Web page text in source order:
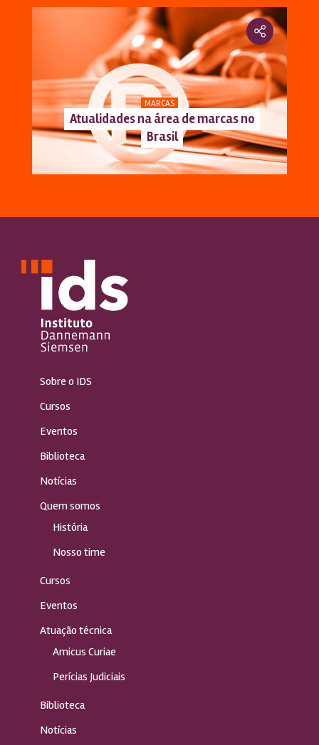
MARCAS
Atualidades na área de marcas no
Brasil
Sobre o IDS
Cursos
Eventos
Biblioteca
Notícias
Quem somos
História
Nosso time
Cursos
Eventos
Atuação técnica
Amicus Curiae
Perícias Judiciais
Biblioteca
Notícias